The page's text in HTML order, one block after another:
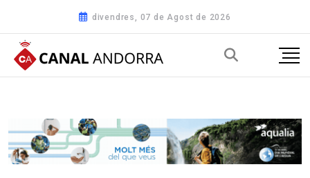
divendres, 07 de Agost de 2026